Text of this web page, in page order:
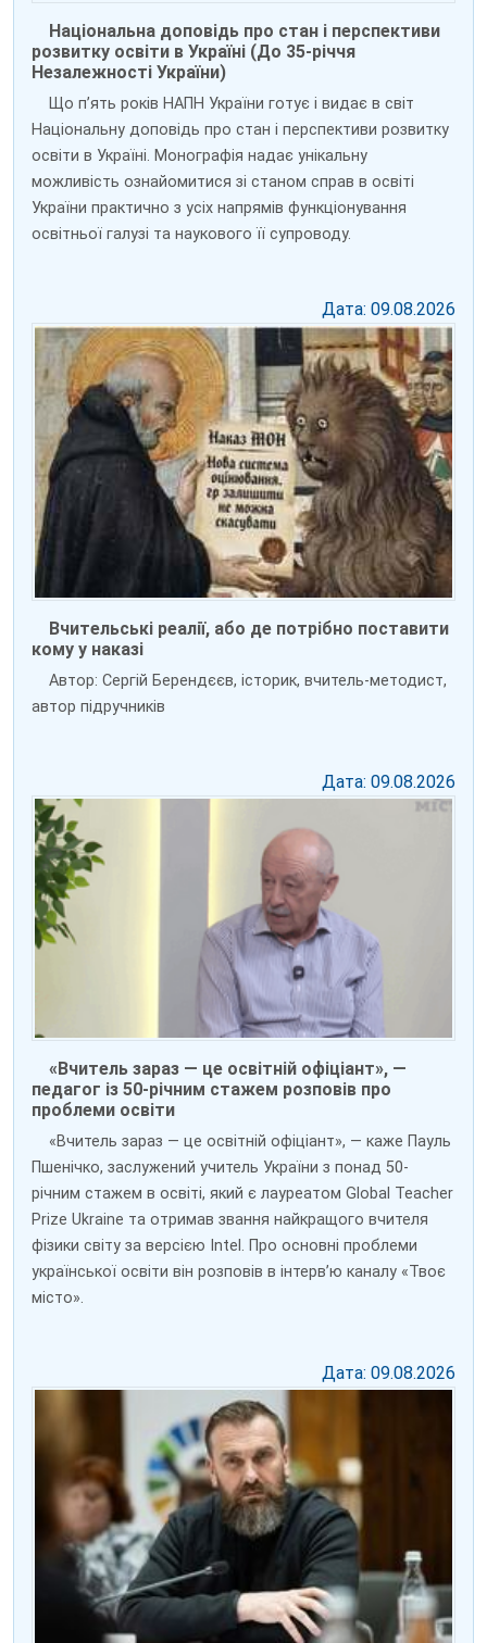
Національна доповідь про стан і перспективи
розвитку освіти в Україні (До 35-річчя
Незалежності України)
Що п’ять років НАПН України готує і видає в світ
Національну доповідь про стан і перспективи розвитку
освіти в Україні. Монографія надає унікальну
можливість ознайомитися зі станом справ в освіті
України практично з усіх напрямів функціонування
освітньої галузі та наукового її супроводу.
Дата: 09.08.2026
Вчительські реалії, або де потрібно поставити
кому у наказі
Автор: Сергій Берендєєв, історик, вчитель-методист,
автор підручників
Дата: 09.08.2026
«Вчитель зараз — це освітній офіціант», —
педагог із 50-річним стажем розповів про
проблеми освіти
«Вчитель зараз — це освітній офіціант», — каже Пауль
Пшенічко, заслужений учитель України з понад 50-
річним стажем в освіті, який є лауреатом Global Teacher
Prize Ukraine та отримав звання найкращого вчителя
фізики світу за версією Intel. Про основні проблеми
української освіти він розповів в інтерв’ю каналу «Твоє
місто».
Дата: 09.08.2026